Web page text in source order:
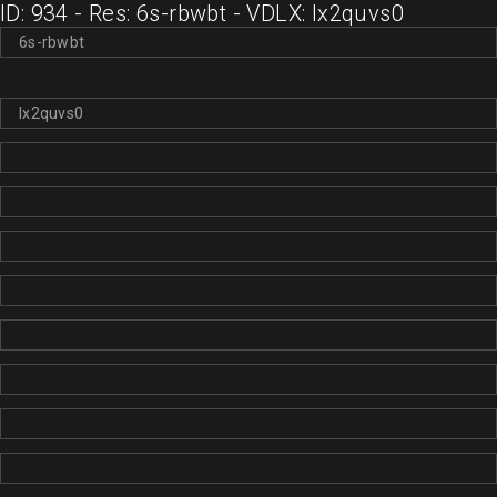
ID: 934 - Res: 6s-rbwbt - VDLX: lx2quvs0